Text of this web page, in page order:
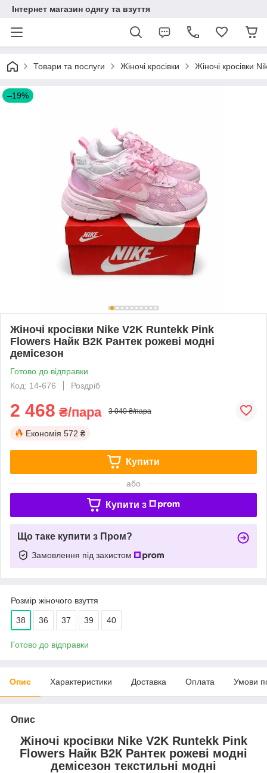
Інтернет магазин одягу та взуття
Товари та послуги Жіночі кросівки Жіночі кросівки
–19%
Жіночі кросівки Nike V2K Runtekk Pink
Flowers Найк В2К Рантек рожеві модні
демісезон
Готово до відправки
Код: 14-676
Роздріб
2 468 ₴/пара 3 040 ₴/пара
Економія 572 ₴
Купити
або
Купити з
Що таке купити з Пром?
Замовлення під захистом
Розмір жіночого взуття
38 36 37 39 40
Готово до відправки
Опис Характеристики Доставка Оплата Умови
Опис
Жіночі кросівки Nike V2K Runtekk Pink
Flowers Найк В2К Рантек рожеві модні
демісезон текстильні модні